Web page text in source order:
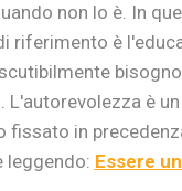
tu” con…
e regole
al digitale
alle emozioni
sociali e bullismo
non lo è. In
riferimento è
L'autorevolezza è
fissato in
leggendo: Essere